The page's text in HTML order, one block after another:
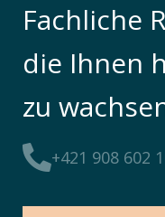
Fachliche
die Ihnen
zu
+421 908 602